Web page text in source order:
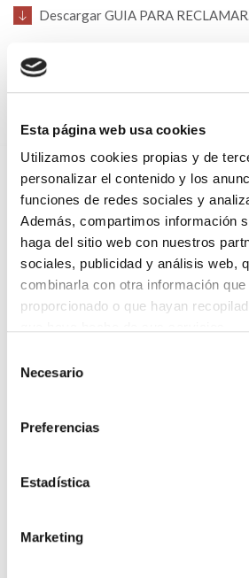
Esta página web usa cookies
Utilizamos cookies propias y de
personalizar el contenido y los
funciones de redes sociales y
Además, compartimos información
haga del sitio web con nuestros
sociales, publicidad y análisis web,
combinarla con otra información
proporcionado o que hayan
Necesario
Preferencias
Estadística
Marketing
Descargar GUIA PARA
HAZ UN COMENTARIO
*Campos obligatorios
He leido y acepto la
SANIDAD CREA UN DIPLOMA
LABOR DE LOS TUTORES DE
LA ALIANZA MÉDICA POR LA SALUD
AL PACTO DE ESTADO FRENTE A